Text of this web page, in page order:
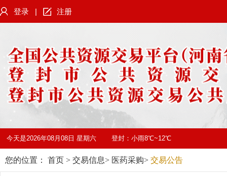
登录 | 注册
今天是2026年08月08日 星期六 登封： 小雨8℃~12℃
您的位置： 首页 > 交易信息> 医药采购> 交易公告